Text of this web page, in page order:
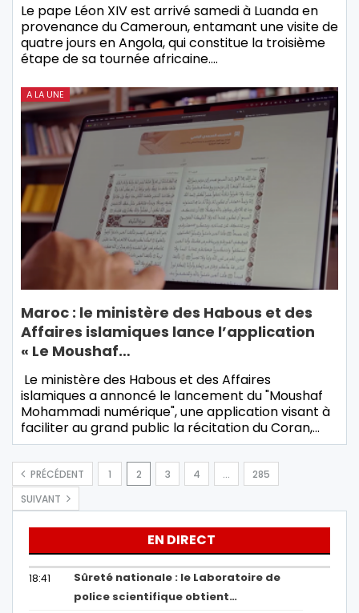
Le pape Léon XIV est arrivé samedi à Luanda en
provenance du Cameroun, entamant une visite de
quatre jours en Angola, qui constitue la troisième
étape de sa tournée africaine.…
A LA UNE
Maroc : le ministère des Habous et des
Affaires islamiques lance l’application
« Le Moushaf…
Le ministère des Habous et des Affaires
islamiques a annoncé le lancement du "Moushaf
Mohammadi numérique", une application visant à
faciliter au grand public la récitation du Coran,…
PRÉCÉDENT 1 2 3 4 …
285
SUIVANT
EN DIRECT
18:41
Sûreté nationale : le Laboratoire de
police scientifique obtient…